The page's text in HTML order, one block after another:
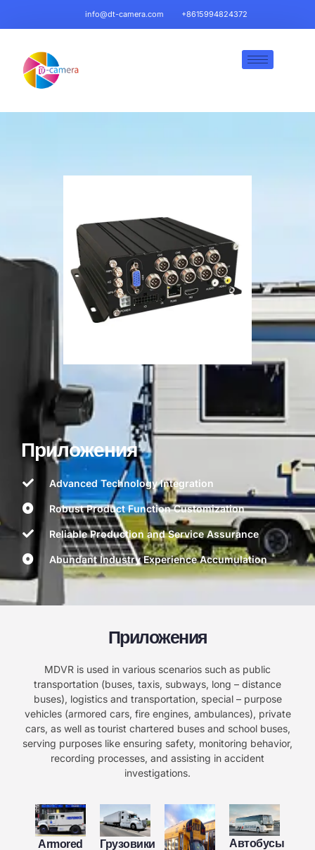
info@dt-camera.com +8615994824372
Приложения
Advanced Technology Integration
Robust Product Function Customization
Reliable Production and Service Assurance
Abundant Industry Experience Accumulation
Приложения
MDVR is used in various scenarios such as public
transportation (buses, taxis, subways, long – distance
buses), logistics and transportation, special – purpose
vehicles (armored cars, fire engines, ambulances), private
cars, as well as tourist chartered buses and school buses,
serving purposes like ensuring safety, monitoring behavior,
recording processes, and assisting in accident
investigations.
Armored
Грузовики
Автобусы